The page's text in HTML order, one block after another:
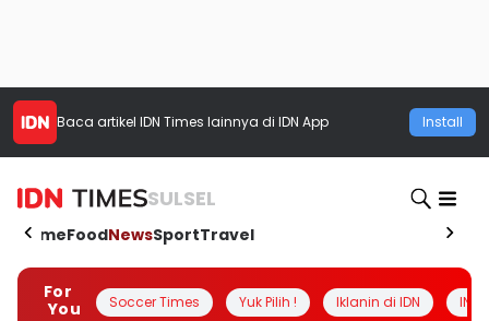
Baca artikel IDN Times lainnya di IDN App Install
SULSEL
HomeFoodNewsSportTravel
For
You
Soccer Times Yuk Pilih ! Iklanin di IDN